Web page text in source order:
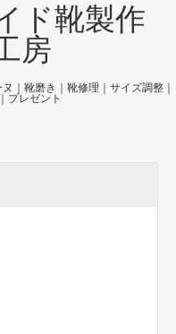
ド靴製作
房
｜靴磨き｜靴修理｜サイズ調整｜
プレゼント